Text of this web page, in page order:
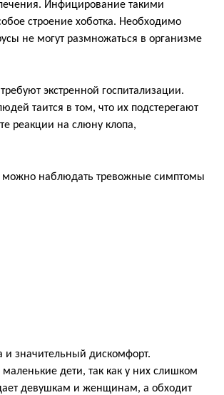
Инфицирование такими
строение хоботка. Необходимо
не могут размножаться в организме
экстренной госпитализации.
таится в том, что их подстерегают
реакции на слюну клопа,
можно наблюдать тревожные симптомы
и значительный дискомфорт.
дети, так как у них слишком
девушкам и женщинам, а обходит